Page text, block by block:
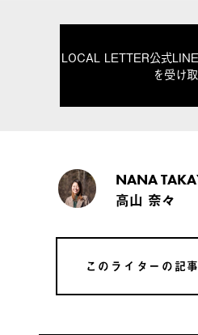
LOCAL LETTER公式
を受け
NANA
高山 奈々
このライターの記
このライターの記